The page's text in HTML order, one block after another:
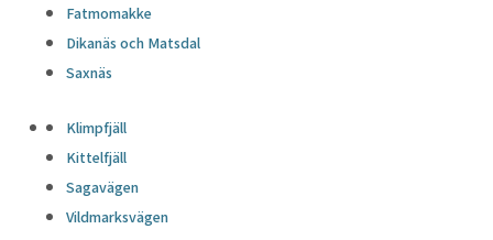
Fatmomakke
Dikanäs och Matsdal
Saxnäs
Klimpfjäll
Kittelfjäll
Sagavägen
Vildmarksvägen